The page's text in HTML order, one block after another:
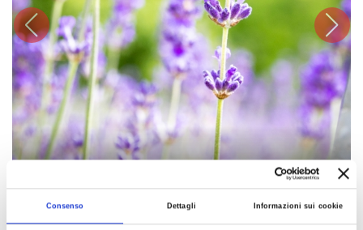
Consenso Dettagli Informazioni sui cookie
1 3